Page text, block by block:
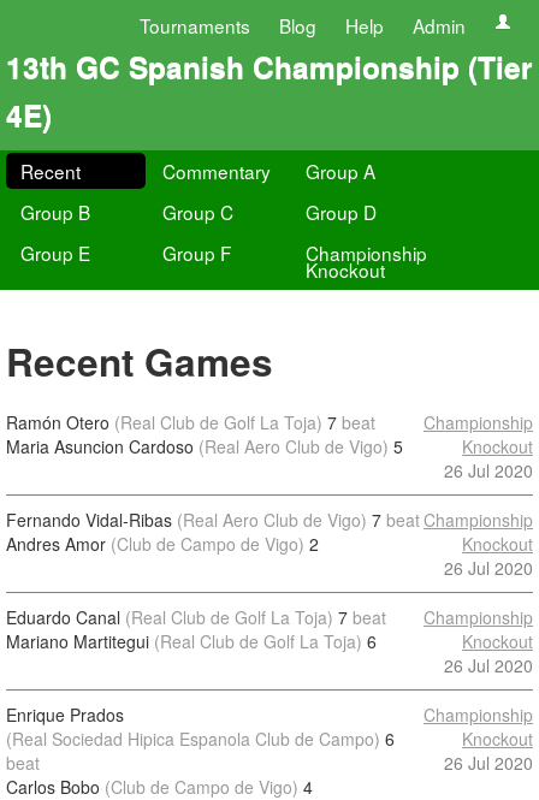
Tournaments Blog Help Admin
13th GC Spanish Championship (Tier
4E)
Recent Commentary
Group A
Group B
Group C
Group D
Group E
Group F Championship
Knockout
Recent Games
Ramón Otero (Real Club de Golf La Toja) 7 beat
Maria Asuncion Cardoso (Real Aero Club de Vigo) 5
Championship
Knockout
26 Jul 2020
Fernando Vidal-Ribas (Real Aero Club de Vigo) 7 beat
Andres Amor (Club de Campo de Vigo) 2
Championship
Knockout
26 Jul 2020
Eduardo Canal (Real Club de Golf La Toja) 7 beat
Mariano Martitegui (Real Club de Golf La Toja) 6
Championship
Knockout
26 Jul 2020
Enrique Prados
(Real Sociedad Hipica Espanola Club de Campo) 6
beat
Carlos Bobo (Club de Campo de Vigo) 4
Championship
Knockout
26 Jul 2020